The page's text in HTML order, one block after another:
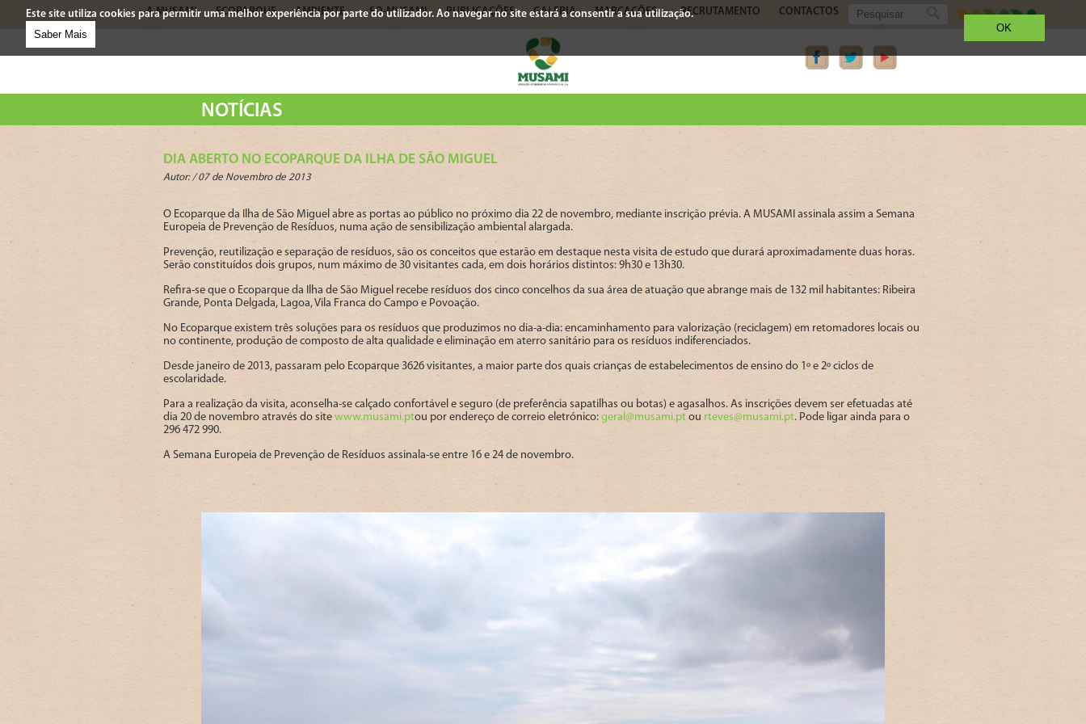
Este site utiliza cookies para permitir uma melhor experiência por parte do utilizador. Ao navegar no site estará a consentir a sua utilização.
Saber Mais
OK
A MUSAMI ECOPARQUE AMBIENTE SO-MUSAMI PUBLICAÇÕES GALERIA MARCAÇÕES RECRUTAMENTO CONTACTOS
NOTÍCIAS
DIA ABERTO NO ECOPARQUE DA ILHA DE SÃO MIGUEL
Autor: /07 de Novembro de 2013
O Ecoparque da Ilha de São Miguel abre as portas ao público no próximo dia 22 de novembro, mediante inscrição prévia. A MUSAMI assinala assim a Semana
Europeia de Prevenção de Resíduos, numa ação de sensibilização ambiental alargada.
Prevenção, reutilização e separação de resíduos, são os conceitos que estarão em destaque nesta visita de estudo que durará aproximadamente duas horas.
Serão constituídos dois grupos, num máximo de 30 visitantes cada, em dois horários distintos: 9h30 e 13h30.
Refira-se que o Ecoparque da Ilha de São Miguel recebe resíduos dos cinco concelhos da sua área de atuação que abrange mais de 132 mil habitantes: Ribeira
Grande, Ponta Delgada, Lagoa, Vila Franca do Campo e Povoação.
No Ecoparque existem três soluções para os resíduos que produzimos no dia-a-dia: encaminhamento para valorização (reciclagem) em retomadores locais ou
no continente, produção de composto de alta qualidade e eliminação em aterro sanitário para os resíduos indiferenciados.
Desde janeiro de 2013, passaram pelo Ecoparque 3626 visitantes, a maior parte dos quais crianças de estabelecimentos de ensino do 1º e 2º ciclos de
escolaridade.
Para a realização da visita, aconselha-se calçado confortável e seguro (de preferência sapatilhas ou botas) e agasalhos. As inscrições devem ser efetuadas até
dia 20 de novembro através do site www.musami.ptou por endereço de correio eletrónico: geral@musami.ptou rteves@musami.pt. Pode ligar ainda para o
296 472 990.
A Semana Europeia de Prevenção de Resíduos assinala-se entre 16 e 24 de novembro.